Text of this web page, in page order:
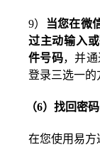
9） 当您在微
过主动输入
件号码，并通
登录三选一的
（6）找回密
在您使用易方